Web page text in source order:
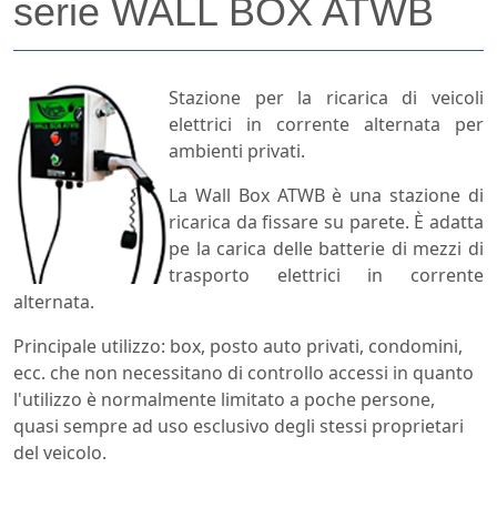
serie WALL BOX ATWB
Stazione per la ricarica di veicoli
elettrici in corrente alternata per
ambienti privati.
La Wall Box ATWB è una stazione di
ricarica da fissare su parete. È adatta
pe la carica delle batterie di mezzi di
trasporto elettrici in corrente
alternata.
Principale utilizzo: box, posto auto privati, condomini,
ecc. che non necessitano di controllo accessi in quanto
l'utilizzo è normalmente limitato a poche persone,
quasi sempre ad uso esclusivo degli stessi proprietari
del veicolo.